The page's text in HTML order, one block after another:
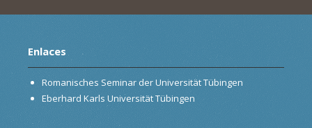
Enlaces
Romanisches Seminar der Universität Tübingen
Eberhard Karls Universität Tübingen